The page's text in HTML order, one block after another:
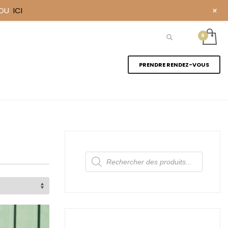
PRENDRE RENDEZ-VOUS
Recherche
de
produits
ICI +